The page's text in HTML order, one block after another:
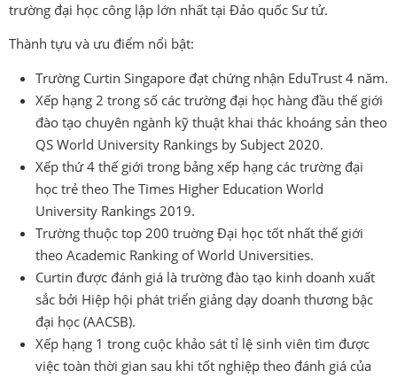
trường đại học công lập lớn nhất tại Đảo quốc Sư tử.
Thành tựu và ưu điểm nổi bật:
Trường Curtin Singapore đạt chứng nhận EduTrust 4 năm.
Xếp hạng 2 trong số các trường đại học hàng đầu thế giới
đào tạo chuyên ngành kỹ thuật khai thác khoáng sản theo
QS World University Rankings by Subject 2020.
Xếp thứ 4 thế giới trong bảng xếp hạng các trường đại
học trẻ theo The Times Higher Education World
University Rankings 2019.
Trường thuộc top 200 truờng Ðại học tốt nhất thế giới
theo Academic Ranking of World Universities.
Curtin được đánh giá là trường đào tạo kinh doanh xuất
sắc bởi Hiệp hội phát triển giảng dạy doanh thương bậc
đại học (AACSB).
Xếp hạng 1 trong cuộc khảo sát tỉ lệ sinh viên tìm được
việc toàn thời gian sau khi tốt nghiệp theo đánh giá của